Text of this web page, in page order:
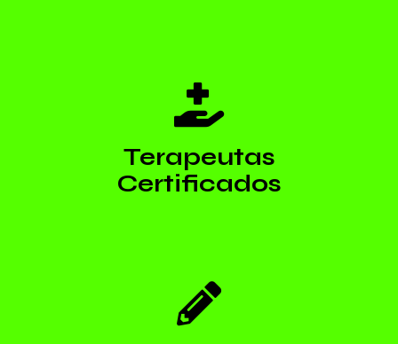
Terapeutas
Certificados